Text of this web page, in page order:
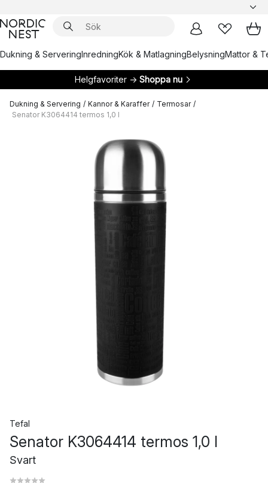
Dukning & ServeringInredningKök & MatlagningBelysningMattor &
Helgfavoriter → Shoppa nu
Dukning & Servering / Kannor & Karaffer / Termosar /
Senator K3064414 termos 1,0 l
Tefal
Senator K3064414 termos 1,0 l
Svart